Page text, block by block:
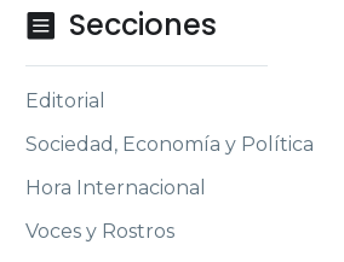
 Secciones
Editorial
Sociedad, Economía y Política
Hora Internacional
Voces y Rostros